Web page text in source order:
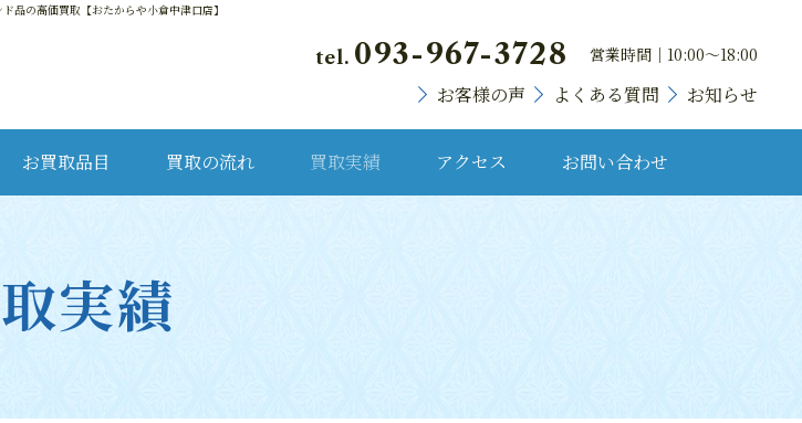
ド品の高価買取【おたからや小倉中津口店】
tel. 093-967-3728 営業時間｜10:00～18:00
お客様の声 よくある質問 お知らせ
お買取品目 買取の流れ 買取実績 アクセス お問い合わせ
実績